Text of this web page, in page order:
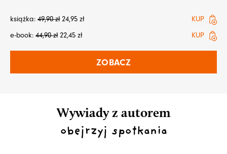
książka: 49,90zł 24,95 zł
KUP
e-book: 44,90zł 22,45 zł KUP
ZOBACZ
Wywiady z autorem
obejrzyj spotkania